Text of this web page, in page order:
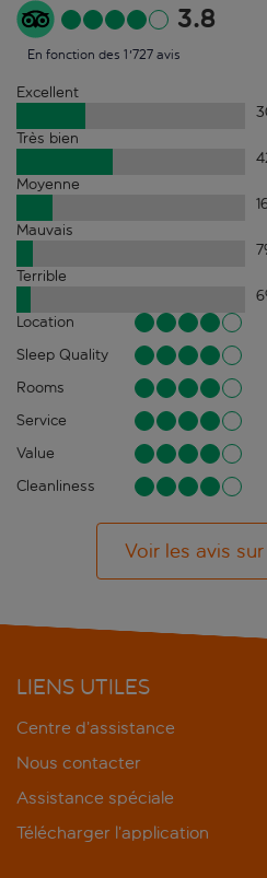
3.8
En fonction des 1'727 avis
Excellent
Très bien
Moyenne
Mauvais
7
Terrible
6
Location
Sleep Quality
Rooms
Service
Value
Cleanliness
Voir les avis
LIENS UTILES
Centre d’assistance
Nous contacter
Assistance spéciale
Télécharger l’application